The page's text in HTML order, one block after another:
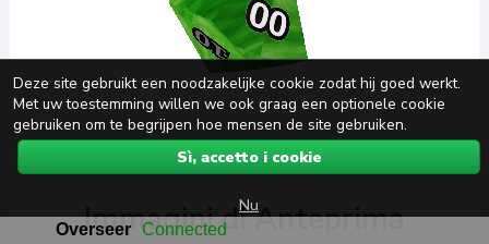
Immagini di Anteprima
Deze site gebruikt een noodzakelijke cookie zodat hij goed werkt.
Met uw toestemming willen we ook graag een optionele cookie
gebruiken om te begrijpen hoe mensen de site gebruiken.
Sì, accetto i cookie
Nu